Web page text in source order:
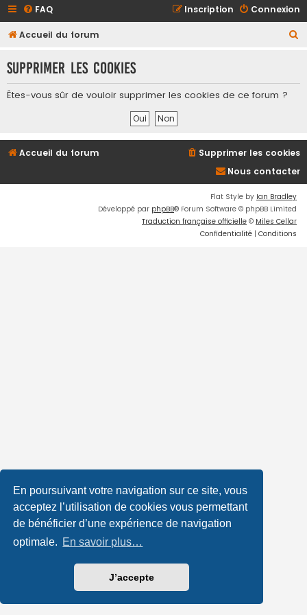
En poursuivant votre navigation sur ce site, vous
acceptez l’utilisation de cookies vous permettant
de bénéficier d’une expérience de navigation
optimale. En savoir plus…
J’accepte
FAQ Connexion
Inscription
Accueil du forum
h
c
h
Supprimer les cookies
Êtes-vous sûr de vouloir supprimer les cookies de ce forum ?
Accueil du forum
Supprimer les cookies
Nous contacter
Flat Style by Ian Bradley
Développé par phpBB® Forum Software © phpBB Limited
Traduction française officielle © Miles Cellar
Confidentialité | Conditions